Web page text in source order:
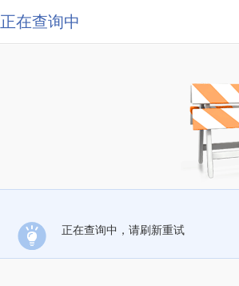
正在查询中
正在查询中，请刷新重试